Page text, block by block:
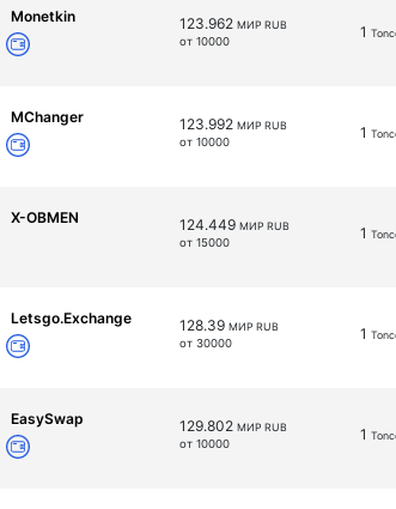
Monetkin 123.962 МИР RUB
от 10000
1
MChanger 123.992 МИР RUB
от 10000
1
X-OBMEN 124.449 МИР RUB
от 15000
1
Letsgo.Exchange 128.39 МИР RUB
от 30000
1
EasySwap 129.802 МИР RUB
от 10000
1